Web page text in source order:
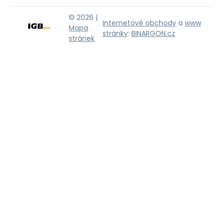
© 2026 |
Mapa
stránek
Internetové obchody a www
stránky: BINARGON.cz